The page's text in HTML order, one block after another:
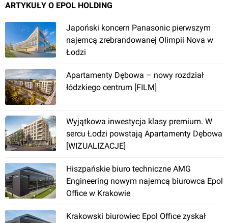
Kraków, Białoruska 41
Moja Skawina
Nad Ruczajem
ARTYKUŁY O EPOL HOLDING
Japoński koncern Panasonic pierwszym
najemcą zrebrandowanej Olimpii Nova w
Łodzi
Apartamenty Dębowa – nowy rozdział
łódzkiego centrum [FILM]
Wyjątkowa inwestycja klasy premium. W
sercu Łodzi powstają Apartamenty Dębowa
[WIZUALIZACJE]
Hiszpańskie biuro techniczne AMG
Engineering nowym najemcą biurowca Epol
Office w Krakowie
Krakowski biurowiec Epol Office zyskał